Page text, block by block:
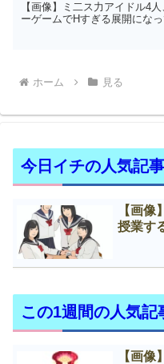
【画像】ミ二ス力アイドル4
ーゲームでНすぎる展開になっ
ホーム 見る
今日イチの人気記事
【画
授業す
この1週間の人気記
【画